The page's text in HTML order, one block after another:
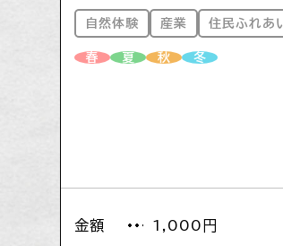
学。光達距離日本一(約49km)の
届ける直径2m60cmの日本最大
レンズや、明治時代のデザインが随
岬エリアでは、海と陸が出会い大地
自然体験 産業 住民ふれあ
春 夏 秋 冬
金額 1,000円